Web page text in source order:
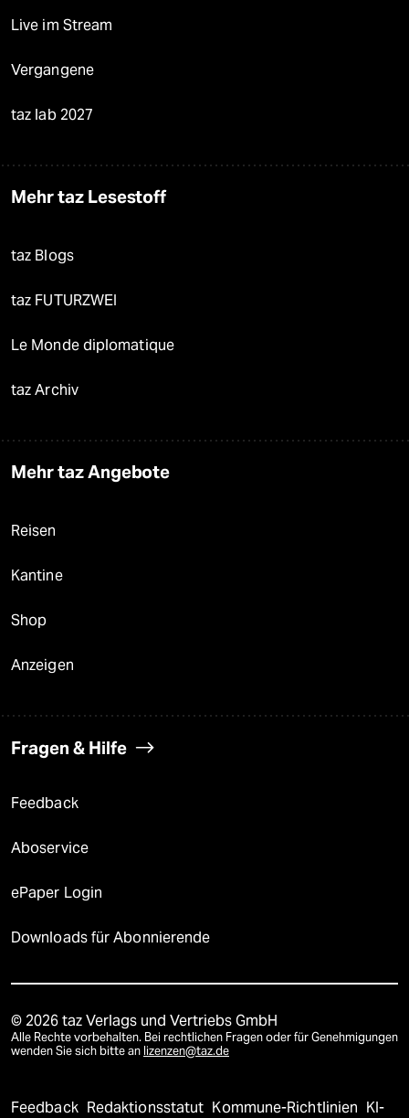
Live im Stream
Vergangene
taz lab 2027
Mehr taz Lesestoff
taz Blogs
taz FUTURZWEI
Le Monde diplomatique
taz Archiv
Mehr taz Angebote
Reisen
Kantine
Shop
Anzeigen
Fragen & Hilfe
Feedback
Aboservice
ePaper Login
Downloads für Abonnierende
© 2026 taz Verlags und Vertriebs GmbH
Alle Rechte vorbehalten. Bei rechtlichen Fragen oder für Genehmigungen
wenden Sie sich bitte an lizenzen@taz.de
Feedback Redaktionsstatut Kommune-Richtlinien KI-